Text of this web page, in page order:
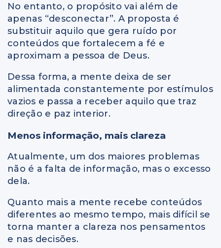
No entanto, o propósito vai além de
apenas “desconectar”. A proposta é
substituir aquilo que gera ruído por
conteúdos que fortalecem a fé e
aproximam a pessoa de Deus.
Dessa forma, a mente deixa de ser
alimentada constantemente por estímulos
vazios e passa a receber aquilo que traz
direção e paz interior.
Menos informação, mais clareza
Atualmente, um dos maiores problemas
não é a falta de informação, mas o excesso
dela.
Quanto mais a mente recebe conteúdos
diferentes ao mesmo tempo, mais difícil se
torna manter a clareza nos pensamentos
e nas decisões.